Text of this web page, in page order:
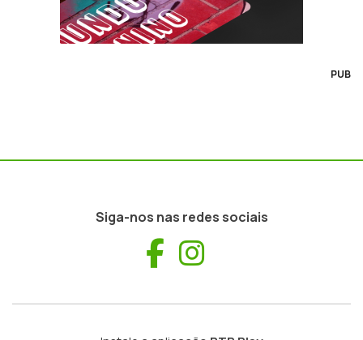
PUB
Siga-nos nas redes sociais
Facebook